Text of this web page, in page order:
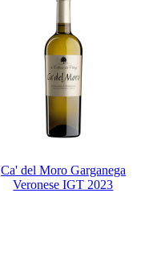
Ca' del Moro Garganega
Veronese IGT 2023